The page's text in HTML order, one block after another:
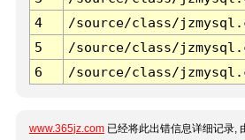
4
/source/class/
5
/source/class/
6
/source/class/
www.365jz.com 已经将此出错信息详细记录,